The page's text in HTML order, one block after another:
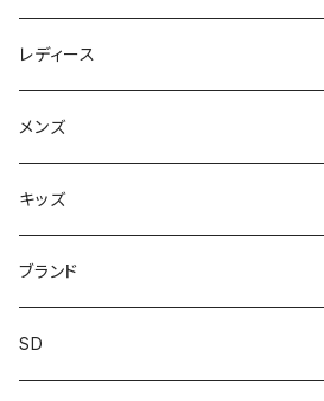
レディース
スニーカー
上履き/スリッパ
レインシューズ
カジュアル
メンズ
サンダル・スリッパ
メンズ\レインシューズ
スニーカー
キッズ
スニーカー
レインシューズ
ブランド
ブランド1
SD